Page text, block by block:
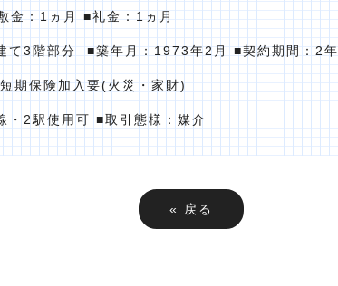
：1ヵ月 ■礼金：1ヵ月
て3階部分 ■築年月：1973年2月 ■契約期間：2年
期保険加入要(火災・家財)
・2駅使用可 ■取引態様：媒介
« 戻る